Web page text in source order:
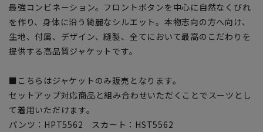
最強コンビネーション。フロントボタンを中心に自然なくびれ
を作り、身体に沿う綺麗なシルエット。本物志向の方へ向け、
生地、付属、デザイン、縫製、全てにおいて最高のこだわりを
提供する高品質ジャケットです。
■こちらはジャケットのみ販売となります。
セットアップ対応商品と組み合わせいただくことでスーツとし
て着用いただけます。
パンツ：HPT5562 スカート：HST5562